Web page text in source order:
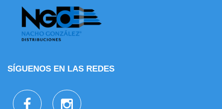
SÍGUENOS EN LAS REDES